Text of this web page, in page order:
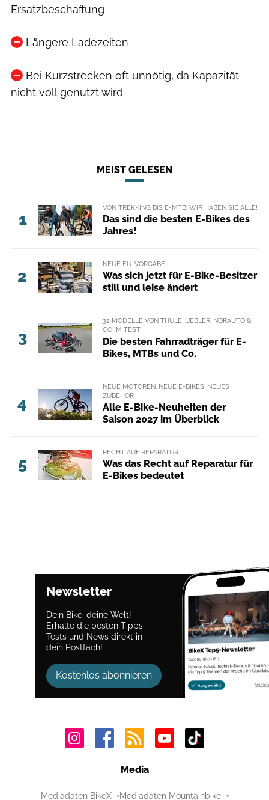
Ersatzbeschaffung
Längere Ladezeiten
Bei Kurzstrecken oft unnötig, da Kapazität
nicht voll genutzt wird
MEIST GELESEN
1
VON TREKKING BIS E-MTB: WIR HABEN SIE ALLE!
Das sind die besten E-Bikes des
Jahres!
2
NEUE EU-VORGABE
Was sich jetzt für E-Bike-Besitzer
still und leise ändert
3
32 MODELLE VON THULE, UEBLER, NORAUTO &
CO IM TEST
Die besten Fahrradträger für E-
Bikes, MTBs und Co.
4
NEUE MOTOREN, NEUE E-BIKES, NEUES
ZUBEHÖR
Alle E-Bike-Neuheiten der
Saison 2027 im Überblick
5
RECHT AUF REPARATUR
Was das Recht auf Reparatur für
E-Bikes bedeutet
Newsletter
Dein Bike, deine Welt!
Erhalte die besten Tipps,
Tests und News direkt in
dein Postfach!
Kostenlos abonnieren
Media
Mediadaten BikeX Mediadaten Mountainbike